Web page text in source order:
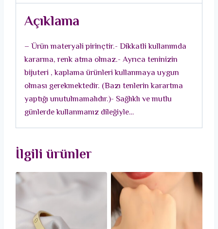
Kadın
adet
Açıklama
– Ürün materyali pirinçtir.- Dikkatli kullanımda
kararma, renk atma olmaz.- Ayrıca teninizin
bijuteri , kaplama ürünleri kullanmaya uygun
olması gerekmektedir. (Bazı tenlerin karartma
yaptığı unutulmamalıdır.)- Sağlıklı ve mutlu
günlerde kullanmanız dileğiyle…
İlgili ürünler